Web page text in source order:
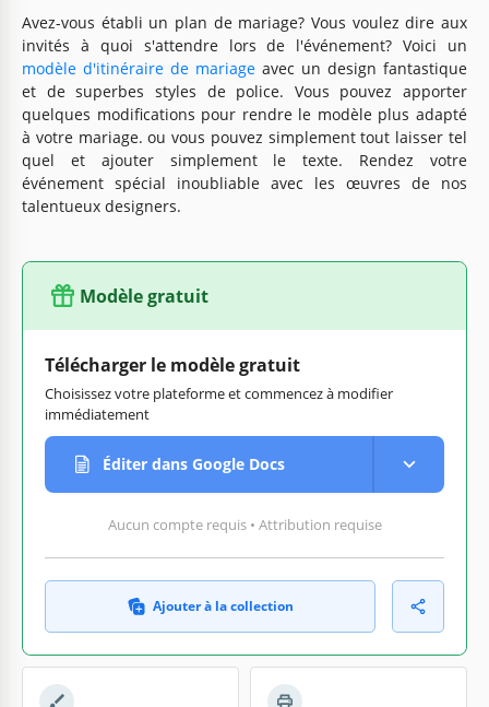
Avez-vous établi un plan de mariage? Vous voulez dire aux
invités à quoi s'attendre lors de l'événement? Voici un
modèle d'itinéraire de mariage avec un design fantastique
et de superbes styles de police. Vous pouvez apporter
quelques modifications pour rendre le modèle plus adapté
à votre mariage. ou vous pouvez simplement tout laisser tel
quel et ajouter simplement le texte. Rendez votre
événement spécial inoubliable avec les œuvres de nos
talentueux designers.
Modèle gratuit
Télécharger le modèle gratuit
Choisissez votre plateforme et commencez à modifier
immédiatement
Éditer dans Google Docs
Aucun compte requis • Attribution requise
Ajouter à la collection